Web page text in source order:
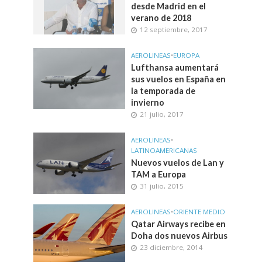
desde Madrid en el
verano de 2018
12 septiembre, 2017
AEROLINEAS•EUROPA
Lufthansa aumentará
sus vuelos en España en
la temporada de
invierno
21 julio, 2017
AEROLINEAS•
LATINOAMERICANAS
Nuevos vuelos de Lan y
TAM a Europa
31 julio, 2015
AEROLINEAS•ORIENTE MEDIO
Qatar Airways recibe en
Doha dos nuevos Airbus
23 diciembre, 2014